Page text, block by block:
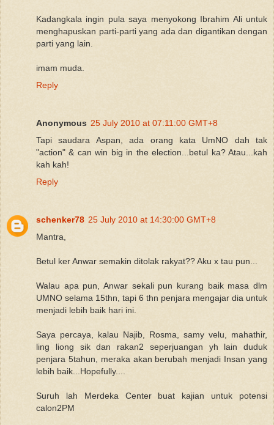
Kadangkala ingin pula saya menyokong Ibrahim Ali untuk
menghapuskan parti-parti yang ada dan digantikan dengan
parti yang lain.
imam muda.
Reply
Anonymous 25 July 2010 at 07:11:00 GMT+8
Tapi saudara Aspan, ada orang kata UmNO dah tak
"action" & can win big in the election...betul ka? Atau...kah
kah kah!
Reply
schenker78 25 July 2010 at 14:30:00 GMT+8
Mantra,
Betul ker Anwar semakin ditolak rakyat?? Aku x tau pun...
Walau apa pun, Anwar sekali pun kurang baik masa dlm
UMNO selama 15thn, tapi 6 thn penjara mengajar dia untuk
menjadi lebih baik hari ini.
Saya percaya, kalau Najib, Rosma, samy velu, mahathir,
ling liong sik dan rakan2 seperjuangan yh lain duduk
penjara 5tahun, meraka akan berubah menjadi Insan yang
lebih baik...Hopefully....
Suruh lah Merdeka Center buat kajian untuk potensi
calon2PM